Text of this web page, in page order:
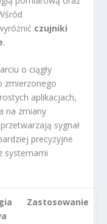
czujniki
.
o ciągły
zmierzonego
aplikacjach,
na zmiany
przetwarzają sygnał
precyzyjne
systemami
Zastosowanie